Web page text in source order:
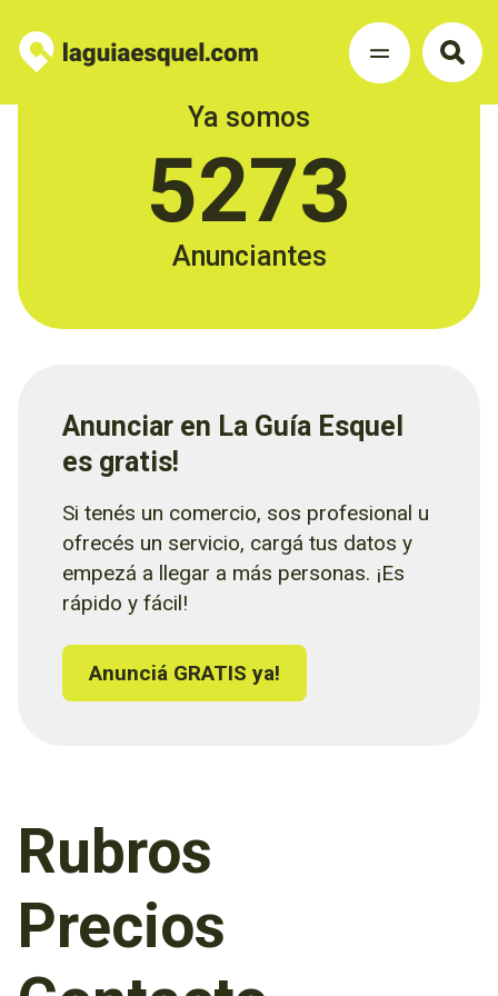
Ya somos
5273
Anunciantes
Anunciar en La Guía Esquel
es gratis!
Si tenés un comercio, sos profesional u
ofrecés un servicio, cargá tus datos y
empezá a llegar a más personas. ¡Es
rápido y fácil!
Anunciá GRATIS ya!
Rubros
Precios